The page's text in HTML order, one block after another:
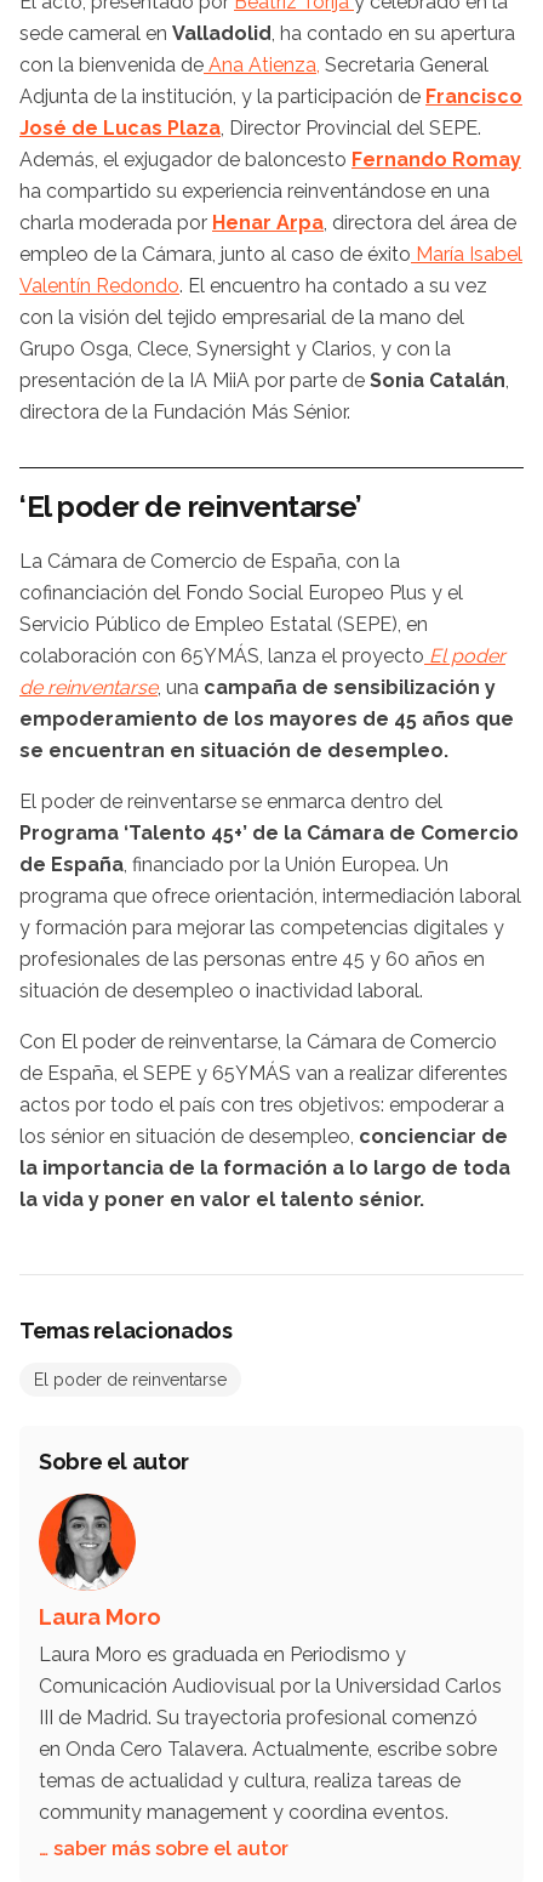
sede cameral en Valladolid, ha contado en su apertura
con la bienvenida de Ana Atienza, Secretaria General
Adjunta de la institución, y la participación de Francisco
José de Lucas Plaza, Director Provincial del SEPE.
Además, el exjugador de baloncesto Fernando Romay
ha compartido su experiencia reinventándose en una
charla moderada por Henar Arpa, directora del área de
empleo de la Cámara, junto al caso de éxito María Isabel
Valentín Redondo. El encuentro ha contado a su vez
con la visión del tejido empresarial de la mano del
Grupo Osga, Clece, Synersight y Clarios, y con la
presentación de la IA MiiA por parte de Sonia Catalán,
directora de la Fundación Más Sénior.
‘El poder de reinventarse’
La Cámara de Comercio de España, con la
cofinanciación del Fondo Social Europeo Plus y el
Servicio Público de Empleo Estatal (SEPE), en
colaboración con 65YMÁS, lanza el proyecto El poder
de reinventarse, una campaña de sensibilización y
empoderamiento de los mayores de 45 años que
se encuentran en situación de desempleo.
El poder de reinventarse se enmarca dentro del
Programa ‘Talento 45+’ de la Cámara de Comercio
de España, financiado por la Unión Europea. Un
programa que ofrece orientación, intermediación laboral
y formación para mejorar las competencias digitales y
profesionales de las personas entre 45 y 60 años en
situación de desempleo o inactividad laboral.
Con El poder de reinventarse, la Cámara de Comercio
de España, el SEPE y 65YMÁS van a realizar diferentes
actos por todo el país con tres objetivos: empoderar a
los sénior en situación de desempleo, concienciar de
la importancia de la formación a lo largo de toda
la vida y poner en valor el talento sénior.
Temas relacionados
El poder de reinventarse
Sobre el autor
Laura Moro
Laura Moro es graduada en Periodismo y
Comunicación Audiovisual por la Universidad Carlos
III de Madrid. Su trayectoria profesional comenzó
en Onda Cero Talavera. Actualmente, escribe sobre
temas de actualidad y cultura, realiza tareas de
community management y coordina eventos.
… saber más sobre el autor